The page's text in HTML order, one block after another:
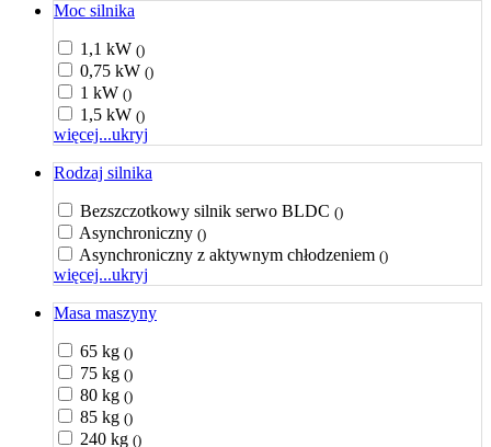
Moc silnika
1,1 kW ()
0,75 kW ()
1 kW ()
1,5 kW ()
więcej...ukryj
Rodzaj silnika
Bezszczotkowy silnik serwo BLDC ()
Asynchroniczny ()
Asynchroniczny z aktywnym chłodzeniem ()
więcej...ukryj
Masa maszyny
65 kg ()
75 kg ()
80 kg ()
85 kg ()
240 kg ()